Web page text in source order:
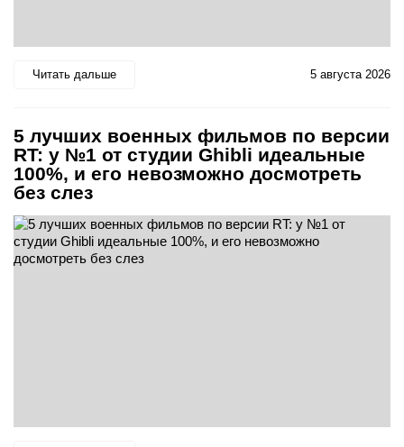
Читать дальше 5 августа 2026
5 лучших военных фильмов по версии
RT: у №1 от студии Ghibli идеальные
100%, и его невозможно досмотреть
без слез